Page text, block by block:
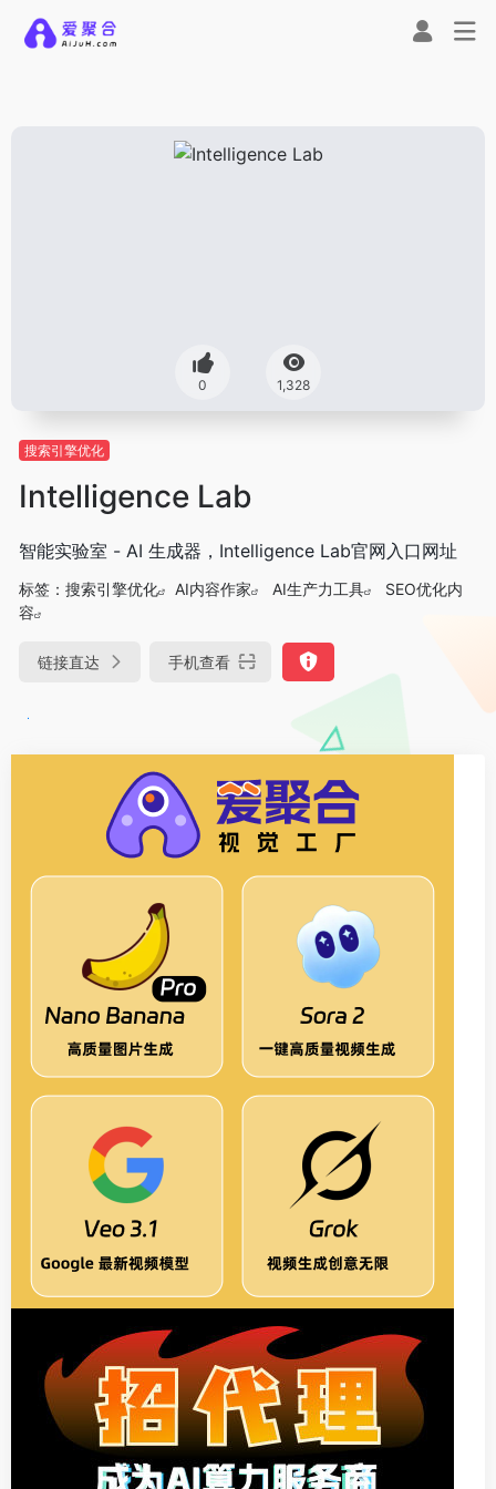
0 1,328
搜索引擎优化
Intelligence Lab
智能实验室 - AI 生成器，Intelligence Lab官网入口网址
标签： 搜索引擎优化 AI内容作家 AI生产力工具
SEO优化内
容
链接直达 手机查看
DeepSeek-R1、V3满血版免